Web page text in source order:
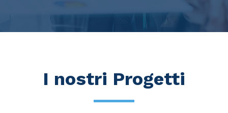
I nostri Progetti